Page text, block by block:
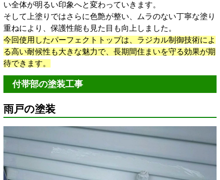
い全体が明るい印象へと変わっていきます。
そして上塗りではさらに色艶が整い、ムラのない丁寧な塗り
重ねにより、保護性能も見た目も向上しました。
今回使用したパーフェクトトップは、ラジカル制御技術によ
る高い耐候性も大きな魅力で、長期間住まいを守る効果が期
待できます。
付帯部の塗装工事
雨戸の塗装